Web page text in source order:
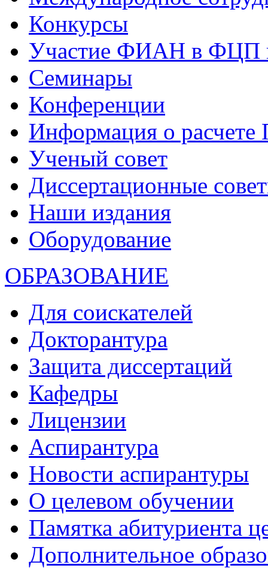
Конкурсы
Участие ФИАН в ФЦП
Семинары
Конференции
Информация о
Ученый совет
Диссертационные
Наши издания
Оборудование
ОБРАЗОВАНИЕ
Для соискателей
Докторантура
Защита диссертаций
Кафедры
Лицензии
Аспирантура
Новости аспирантуры
О целевом обучении
Памятка абитуриента
Дополнительное